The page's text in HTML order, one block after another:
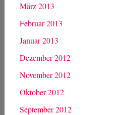
März 2013
Februar 2013
Januar 2013
Dezember 2012
November 2012
Oktober 2012
September 2012